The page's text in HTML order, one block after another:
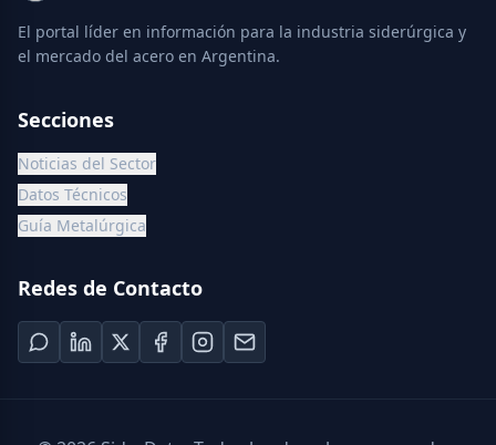
El portal líder en información para la industria siderúrgica y
el mercado del acero en Argentina.
Secciones
Noticias del Sector
Datos Técnicos
Guía Metalúrgica
Redes de Contacto